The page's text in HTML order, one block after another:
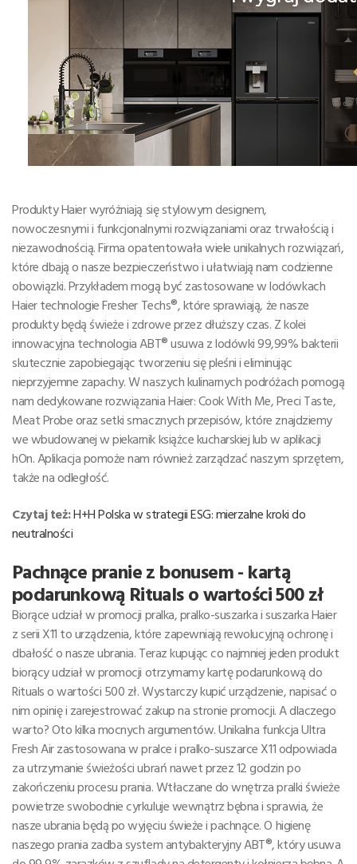
Produkty Haier wyróżniają się stylowym designem,
nowoczesnymi i funkcjonalnymi rozwiązaniami oraz trwałością i
niezawodnością. Firma opatentowała wiele unikalnych rozwiązań,
które dbają o nasze bezpieczeństwo i ułatwiają nam codzienne
obowiązki. Przykładem mogą być zastosowane w lodówkach
Haier technologie Fresher Techs®, które sprawiają, że nasze
produkty będą świeże i zdrowe przez dłuższy czas. Z kolei
innowacyjna technologia ABT® usuwa z lodówki 99,99% bakterii
skutecznie zapobiegając tworzeniu się pleśni i eliminując
nieprzyjemne zapachy. W naszych kulinarnych podróżach pomogą
nam dedykowane rozwiązania Haier: Cook With Me, Preci Taste,
Meat Probe oraz setki smacznych przepisów, które znajdziemy
we wbudowanej w piekarnik książce kucharskiej lub w aplikacji
hOn. Aplikacja pomoże nam również zarządzać naszym sprzętem,
także na odległość.
Czytaj też:H+H Polska w strategii ESG: mierzalne kroki do
neutralności
Pachnące pranie z bonusem - kartą
podarunkową Rituals o wartości 500 zł
Biorące udział w promocji pralka, pralko-suszarka i suszarka Haier
z serii X11 to urządzenia, które zapewniają rewolucyjną ochronę i
dbałość o nasze ubrania. Teraz kupując co najmniej jeden produkt
biorący udział w promocji otrzymamy kartę podarunkową do
Rituals o wartości 500 zł. Wystarczy kupić urządzenie, napisać o
nim opinię i zarejestrować zakup na stronie promocji. A dlaczego
warto? Oto kilka mocnych argumentów. Unikalna funkcja Ultra
Fresh Air zastosowana w pralce i pralko-suszarce X11 odpowiada
za utrzymanie świeżości ubrań nawet przez 12 godzin po
zakończeniu procesu prania. Wtłaczane do wnętrza pralki świeże
powietrze swobodnie cyrkuluje wewnątrz bębna i sprawia, że
nasze ubrania będą po wyjęciu świeże i pachnące. O higienę
naszego prania zadba system antybakteryjny ABT®, który usuwa